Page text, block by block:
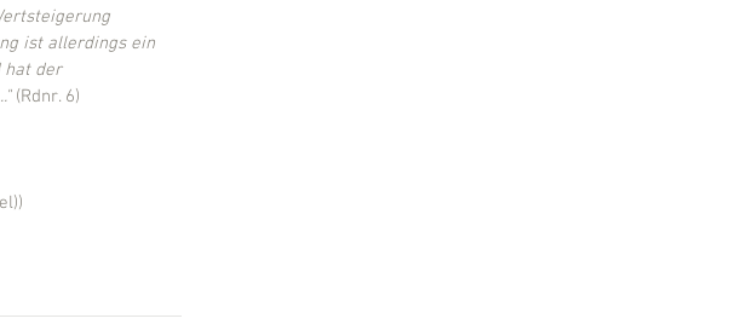
ist allerdings ein
hat der
(Rdnr. 6)